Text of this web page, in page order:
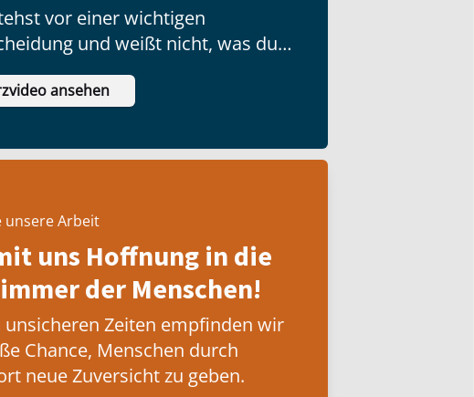
vor einer wichtigen
und weißt nicht, was du
ansehen
Arbeit
uns Hoffnung in die
der Menschen!
unsicheren Zeiten empfinden wir
Chance, Menschen durch
neue Zuversicht zu geben.